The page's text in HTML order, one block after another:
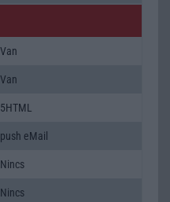
Van
Van
5HTML
push eMail
Nincs
Nincs